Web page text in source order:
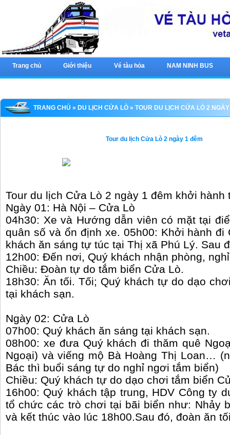
Trang chủ Giới thiệu Vé tàu hỏa NAM NINH BUS
TRANG CHỦ » DU LỊCH CỬA LÒ » TOUR DU LỊCH CỬA LÒ 2
Tour du lịch Cửa Lò 2 ngày 1 đêm
Tour du lịch Cửa Lò 2 ngày 1 đêm khởi hành
Ngày 01: Hà Nội – Cửa Lò
04h30: Xe và Hướng dẫn viên có mặt tại
quân số và ổn định xe. 05h00: Khởi hành
khách ăn sáng tự túc tại Thị xã Phú Lý. Sau
12h00: Đến nơi, Quý khách nhận phòng,
Chiều: Đoàn tự do tắm biển Cửa Lò.
18h30: Ăn tối. Tối; Quý khách tự do dạo
tại khách sạn.
Ngày 02: Cửa Lò
07h00: Quý khách ăn sáng tại khách sạn.
08h00: xe đưa Quý khách đi thăm quê
Ngoại) và viếng mộ Bà Hoàng Thị Loan…
Bác thì buổi sáng tự do nghỉ ngơi tắm biển)
Chiều: Quý khách tự do dạo chơi tắm biển
16h00: Quý khách tập trung, HDV Công ty
tổ chức các trò chơi tại bãi biển như: Nhảy
và kết thúc vào lúc 18h00.Sau đó, đoàn ăn